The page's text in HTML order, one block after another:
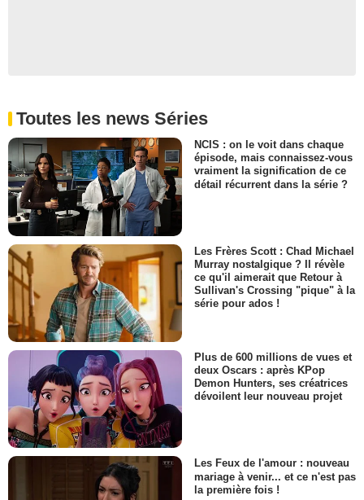
Toutes les news Séries
NCIS : on le voit dans chaque
épisode, mais connaissez-vous
vraiment la signification de ce
détail récurrent dans la série ?
Les Frères Scott : Chad Michael
Murray nostalgique ? Il révèle
ce qu'il aimerait que Retour à
Sullivan's Crossing "pique" à la
série pour ados !
Plus de 600 millions de vues et
deux Oscars : après KPop
Demon Hunters, ses créatrices
dévoilent leur nouveau projet
Les Feux de l'amour : nouveau
mariage à venir... et ce n'est pas
la première fois !